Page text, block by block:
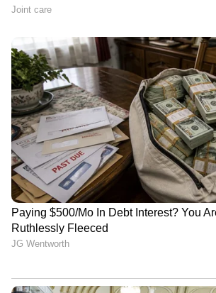
DOWNLOAD APP
RECOMMENDED STORIES